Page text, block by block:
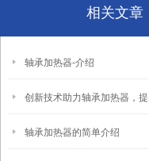
相关文章
轴承加热器-介绍
轴承加热器的简单介绍